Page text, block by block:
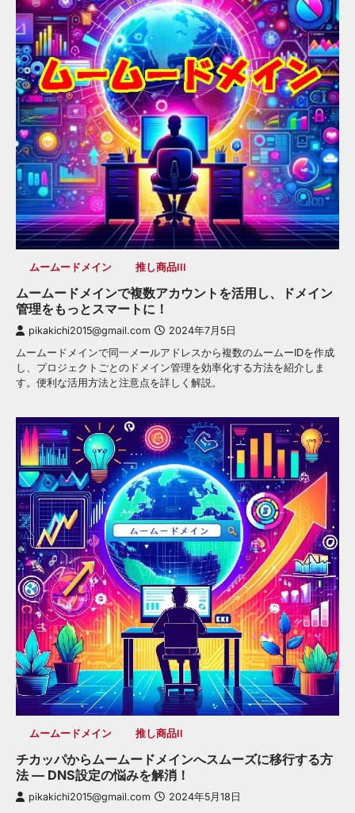
ムームードメイン 推し商品III
ムームードメインで複数アカウントを活用し、ドメイン
管理をもっとスマートに！
pikakichi2015@gmail.com 2024年7月5日
ムームードメインで同一メールアドレスから複数のムームーIDを作成
し、プロジェクトごとのドメイン管理を効率化する方法を紹介しま
す。便利な活用方法と注意点を詳しく解説。
ムームードメイン 推し商品II
チカッパからムームードメインへスムーズに移行する方
法 — DNS設定の悩みを解消！
pikakichi2015@gmail.com 2024年5月18日